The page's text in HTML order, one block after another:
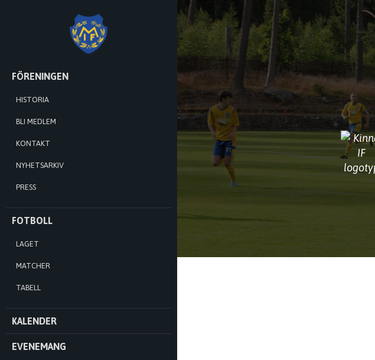
MÅNSTADS
IF
HOPPA
TILL
INNEHÅLL
FÖRENINGEN
HISTORIA
BLI MEDLEM
KONTAKT
NYHETSARKIV
PRESS
FOTBOLL
LAGET
MATCHER
TABELL
KALENDER
EVENEMANG